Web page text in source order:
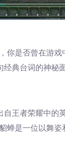
你是否曾在游
经典台词的神秘
自王者荣耀中
蝉是一位以舞